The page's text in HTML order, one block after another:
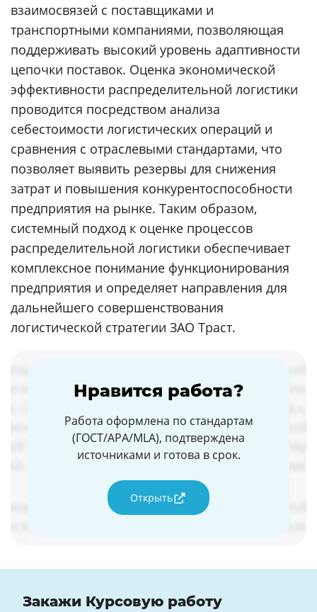
взаимосвязей с поставщиками и
транспортными компаниями, позволяющая
поддерживать высокий уровень адаптивности
цепочки поставок. Оценка экономической
эффективности распределительной логистики
проводится посредством анализа
себестоимости логистических операций и
сравнения с отраслевыми стандартами, что
позволяет выявить резервы для снижения
затрат и повышения конкурентоспособности
предприятия на рынке. Таким образом,
системный подход к оценке процессов
распределительной логистики обеспечивает
комплексное понимание функционирования
предприятия и определяет направления для
дальнейшего совершенствования
логистической стратегии ЗАО Траст.
Нравится работа?
Работа оформлена по стандартам
(ГОСТ/APA/MLA), подтверждена
источниками и готова в срок.
Открыть
Закажи Курсовую работу